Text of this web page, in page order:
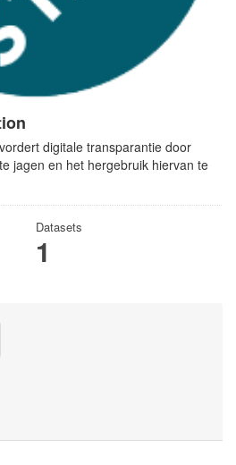
digitale transparantie door
jagen en het hergebruik hiervan te
Datasets
1